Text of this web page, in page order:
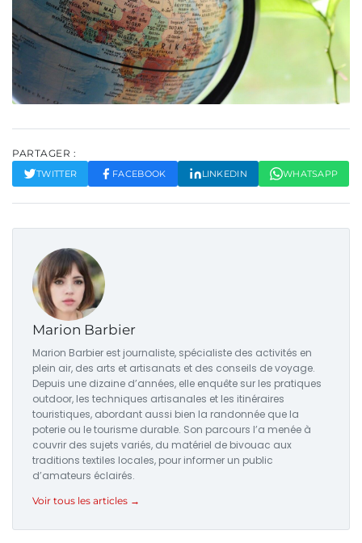
PARTAGER :
TWITTER FACEBOOK LINKEDIN WHATSAPP
Marion Barbier
Marion Barbier est journaliste, spécialiste des activités en
plein air, des arts et artisanats et des conseils de voyage.
Depuis une dizaine d’années, elle enquête sur les pratiques
outdoor, les techniques artisanales et les itinéraires
touristiques, abordant aussi bien la randonnée que la
poterie ou le tourisme durable. Son parcours l’a menée à
couvrir des sujets variés, du matériel de bivouac aux
traditions textiles locales, pour informer un public
d’amateurs éclairés.
Voir tous les articles →